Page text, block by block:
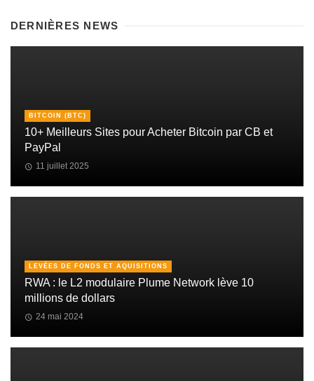
DERNIÈRES NEWS
BITCOIN (BTC)
10+ Meilleurs Sites pour Acheter Bitcoin par CB et
PayPal
11 juillet 2025
LEVÉES DE FONDS ET AQUISITIONS
RWA : le L2 modulaire Plume Network lève 10
millions de dollars
24 mai 2024